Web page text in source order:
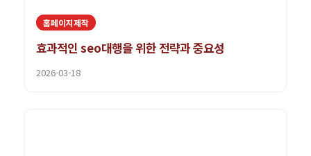
홈페이지제작
효과적인 seo대행을 위한 전략과 중요성
2026-03-18